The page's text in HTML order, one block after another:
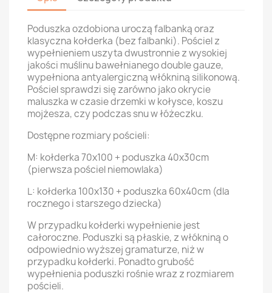
Poduszka ozdobiona uroczą falbanką oraz
klasyczna kołderka (bez falbanki). Pościel z
wypełnieniem uszyta dwustronnie z wysokiej
jakości muślinu bawełnianego double gauze,
wypełniona antyalergiczną włókniną silikonową.
Pościel sprawdzi się zarówno jako okrycie
maluszka w czasie drzemki w kołysce, koszu
mojżesza, czy podczas snu w łóżeczku.
Dostępne rozmiary pościeli:
M: kołderka 70x100 + poduszka 40x30cm
(pierwsza pościel niemowlaka)
L: kołderka 100x130 + poduszka 60x40cm (dla
rocznego i starszego dziecka)
W przypadku kołderki wypełnienie jest
całoroczne. Poduszki są płaskie, z włókniną o
odpowiednio wyższej gramaturze, niż w
przypadku kołderki. Ponadto grubość
wypełnienia poduszki rośnie wraz z rozmiarem
pościeli.